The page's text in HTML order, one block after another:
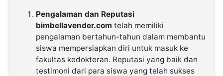
Pengalaman dan Reputasi
bimbellavender.com telah memiliki
pengalaman bertahun-tahun dalam membantu
siswa mempersiapkan diri untuk masuk ke
fakultas kedokteran. Reputasi yang baik dan
testimoni dari para siswa yang telah sukses